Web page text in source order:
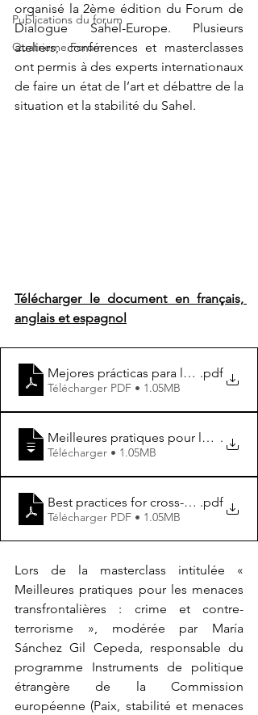
Publications du forum
Quatrieme Forum
organisé la 2ème édition du Forum de
Dialogue Sahel-Europe. Plusieurs
ateliers, conférences et masterclasses
ont permis à des experts internationaux
de faire un état de l’art et débattre de la
situation et la stabilité du Sahel.
Télécharger le document en français,
anglais et espagnol
Mejores prácticas para las .pdf
Télécharger PDF • 1.05MB
Meilleures pratiques pour les .
Télécharger • 1.05MB
Best practices for cross-border
.pdf
Télécharger PDF • 1.05MB
Lors de la masterclass intitulée «
Meilleures pratiques pour les menaces
transfrontalières : crime et contre-
terrorisme », modérée par María
Sánchez Gil Cepeda, responsable du
programme Instruments de politique
étrangère de la Commission
européenne (Paix, stabilité et menaces